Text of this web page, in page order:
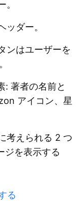
ッダー。
ンはユーザーを
: 著者の名前と
アイコン、星
考えられる 2 つ
ジを表示する
る